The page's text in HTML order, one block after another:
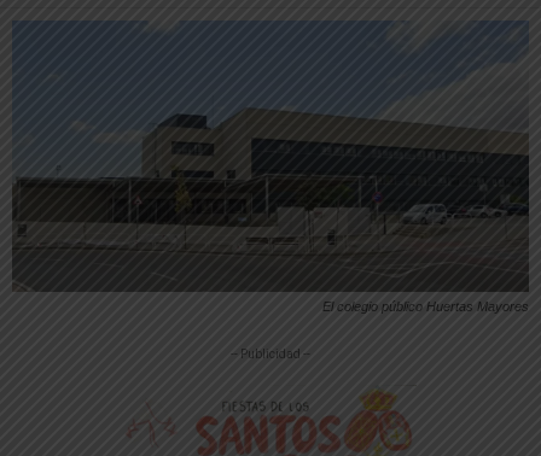
El colegio público Huertas Mayores
-- Publicidad --